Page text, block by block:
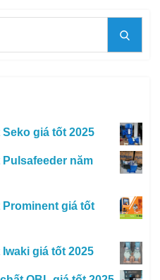
giá tốt 2025
năm
giá tốt
giá tốt 2025